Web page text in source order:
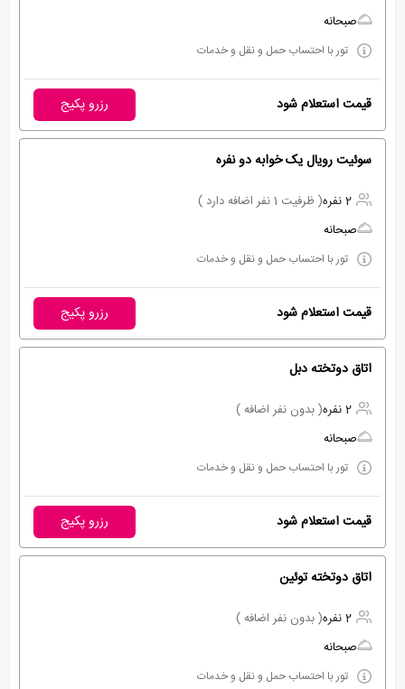
صبحانه
تور با احتساب حمل و نقل و خدمات
قیمت استعلام شود رزرو پکیج
سوئیت رویال یک خوابه دو نفره
2 نفره
( ظرفیت 1 نفر اضافه دارد )
صبحانه
تور با احتساب حمل و نقل و خدمات
قیمت استعلام شود رزرو پکیج
اتاق دوتخته دبل
2 نفره
( بدون نفر اضافه )
صبحانه
تور با احتساب حمل و نقل و خدمات
قیمت استعلام شود رزرو پکیج
اتاق دوتخته توئین
2 نفره
( بدون نفر اضافه )
صبحانه
تور با احتساب حمل و نقل و خدمات